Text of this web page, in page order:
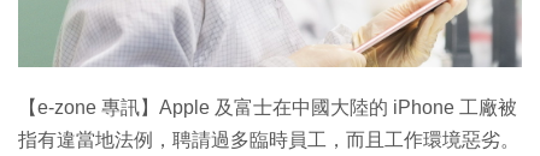
【e-zone 專訊】Apple 及富士在中國大陸的 iPhone 工廠被
指有違當地法例，聘請過多臨時員工，而且工作環境惡劣。